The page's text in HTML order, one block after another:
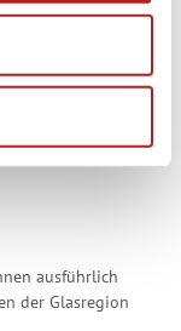
ausführlich
der Glasregion